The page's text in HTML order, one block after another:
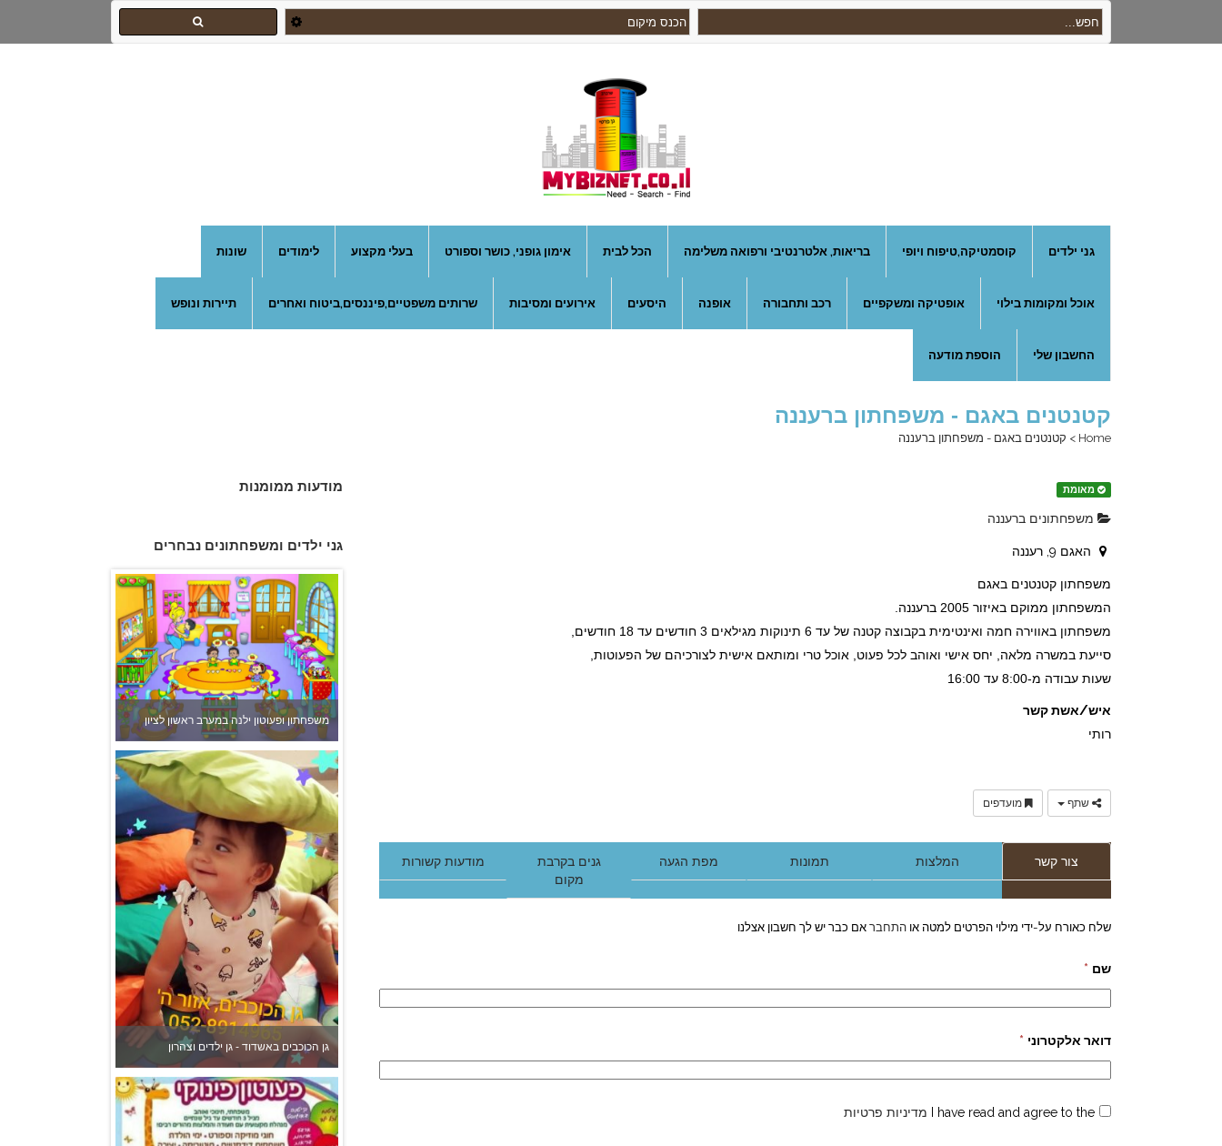
גני ילדים קוסמטיקה,טיפוח ויופי בריאות, אלטרנטיבי ורפואה משלימה הכל לבית אימון גופני, כושר וספורט בעלי מקצוע לימודים שונות
אוכל ומקומות בילוי אופטיקה ומשקפיים רכב ותחבורה אופנה היסעים אירועים ומסיבות שרותים משפטיים,פיננסים,ביטוח ואחרים תיירות ונופש
החשבון שלי הוספת מודעה
קטנטנים באגם - משפחתון ברעננה
Home
> קטנטנים באגם - משפחתון ברעננה
מאומת
משפחתונים ברעננה
האגם 9, רעננה
משפחתון קטנטנים באגם
המשפחתון ממוקם באיזור 2005 ברעננה.
משפחתון באווירה חמה ואינטימית בקבוצה קטנה של עד 6 תינוקות מגילאים 3 חודשים עד 18 חודשים,
סייעת במשרה מלאה, יחס אישי ואוהב לכל פעוט, אוכל טרי ומותאם אישית לצורכיהם של הפעוטות,
שעות עבודה מ-8:00 עד 16:00
איש/אשת קשר
רותי
שתף מועדפים
צור קשר המלצות תמונות מפת הגעה
גנים בקרבת
מקום
מודעות קשורות
שלח כאורח על-ידי מילוי הפרטים למטה או התחבראם כבר יש לך חשבון אצלנו
שם *
דואר אלקטרוני *
I have read and agree to the מדיניות פרטיות
מודעות ממומנות
גני ילדים ומשפחתונים נבחרים
משפחתון ופעוטון ילנה במערב ראשון לציון
גן הכוכבים באשדוד - גן ילדים וצהרון
פעוטון פינוקי במודיעין